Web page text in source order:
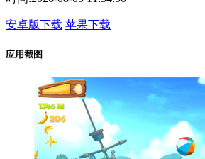
安卓版下载 苹果下载
应用截图